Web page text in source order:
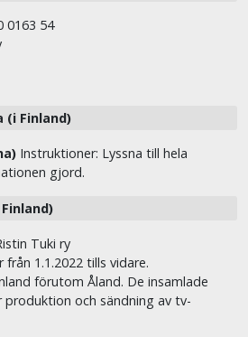
0163 54
(i Finland)
Instruktioner: Lyssna till hela
gjord.
Tuki ry
från 1.1.2022 tills vidare.
förutom Åland. De insamlade
produktion och sändning av tv-